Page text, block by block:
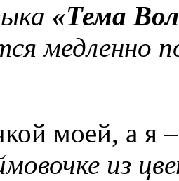
«Тема
медленно
моей, а я
из